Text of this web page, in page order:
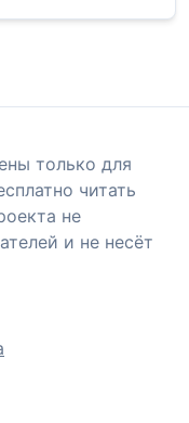
только для
читать
не
и не несёт